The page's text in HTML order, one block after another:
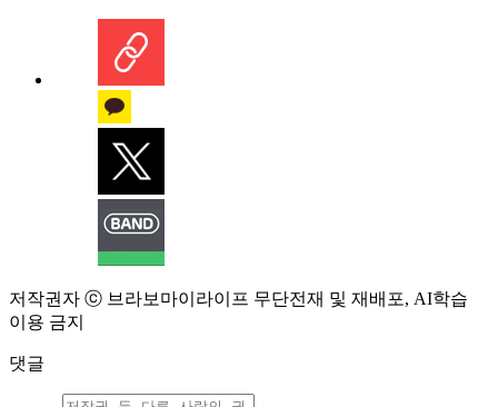
저작권자 ⓒ 브라보마이라이프 무단전재 및 재배포, AI학습
이용 금지
댓글